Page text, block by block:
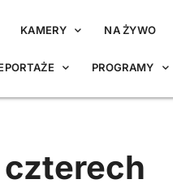
KAMERY NA ŻYWO
PROGRAMY
czterech